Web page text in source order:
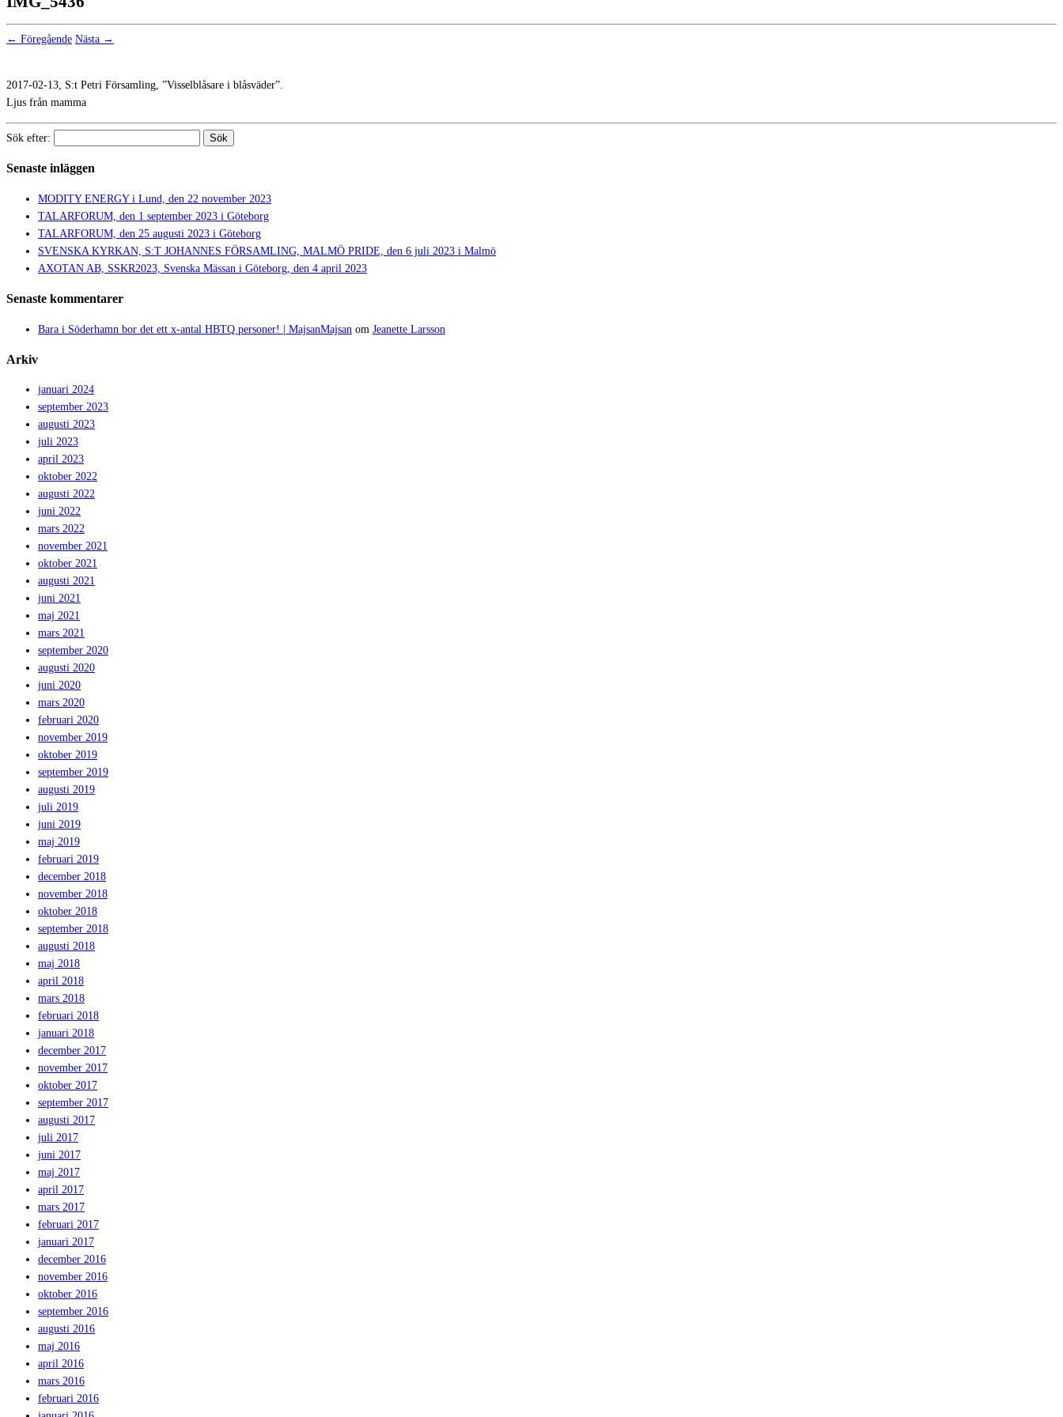
← Föregående Nästa →
2017-02-13, S:t Petri Församling, ”Visselblåsare i blåsväder”.
Ljus från mamma
Sök efter:
Senaste inläggen
MODITY ENERGY i Lund, den 22 november 2023
TALARFORUM, den 1 september 2023 i Göteborg
TALARFORUM, den 25 augusti 2023 i Göteborg
SVENSKA KYRKAN, S:T JOHANNES FÖRSAMLING, MALMÖ PRIDE, den 6 juli 2023 i Malmö
AXOTAN AB, SSKR2023, Svenska Mässan i Göteborg, den 4 april 2023
Senaste kommentarer
Bara i Söderhamn bor det ett x-antal HBTQ personer! | MajsanMajsan om Jeanette Larsson
Arkiv
januari 2024
september 2023
augusti 2023
juli 2023
april 2023
oktober 2022
augusti 2022
juni 2022
mars 2022
november 2021
oktober 2021
augusti 2021
juni 2021
maj 2021
mars 2021
september 2020
augusti 2020
juni 2020
mars 2020
februari 2020
november 2019
oktober 2019
september 2019
augusti 2019
juli 2019
juni 2019
maj 2019
februari 2019
december 2018
november 2018
oktober 2018
september 2018
augusti 2018
maj 2018
april 2018
mars 2018
februari 2018
januari 2018
december 2017
november 2017
oktober 2017
september 2017
augusti 2017
juli 2017
juni 2017
maj 2017
april 2017
mars 2017
februari 2017
januari 2017
december 2016
november 2016
oktober 2016
september 2016
augusti 2016
maj 2016
april 2016
mars 2016
februari 2016